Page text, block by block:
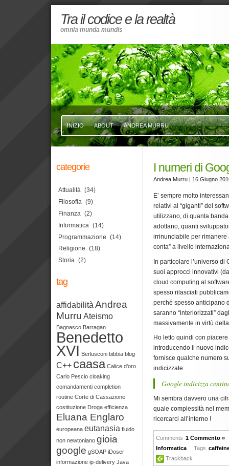
Tra il codice e la realtà
omnia munda mundis
INIZIO ABOUT ANDREA MURRU
I numeri di
Andrea Murru | 16 Giugno
E’ sempre molto
relativi al “giganti” del
utilizzano, di quanta
adottano, quanti
irrinunciabile per rimanere
conta” a livello
In particolare l’universo di
suoi approcci innovativi
cloud computing al
spesso rilasciati
perché spesso anticipano
saranno “interiorizzati”
massivamente in virtù
Ho letto quindi con
introducendo il nuovo
fornisce qualche numero
indicizzate:
Google indicizza
Mi sembra davvero una
quale complessità nel
ricercarci all’interno !
Comments 1 Commento »
Informatica
Tags
Trackback
categorie
Attualità (34)
Filosofia (9)
Finanza (2)
Informatica (14)
Programmazione (14)
Religione (18)
Storia (2)
tag
affidabilità Andrea
Murru Ateismo
Bagnasco Barragan
Benedetto
XVI Berlusconi bibbia blog
C++ caasa Calice d'oro
Carlo Pescio cloaking
comandamenti completion
routine Corte di Cassazione
costituzione Droga efficienza
Eluana Englaro
europeana eutanasia fluido
non newtoniano gioia
google gSOAP iDoser
informazione ip-delivery Java